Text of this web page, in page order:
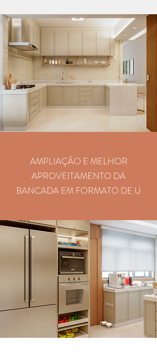
AMPLIAÇÃO E MELHOR
APROVEITAMENTO DA
BANCADA EM FORMATO DE U